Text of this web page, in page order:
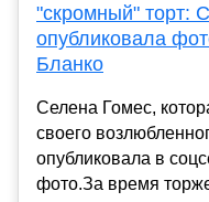
"скромный" торт:
опубликовала
Бланко
Селена Гомес,
своего
опубликовала в
фото.За время